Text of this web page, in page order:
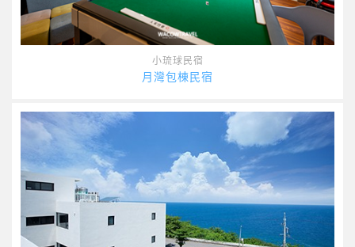
小琉球民宿
月灣包棟民宿